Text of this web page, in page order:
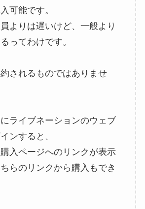
可能です。
よりは遅いけど、一般より
ってわけです。
約されるものではありませ
ライブネーションのウェブ
ンすると、
入ページへのリンクが表示
らのリンクから購入もでき